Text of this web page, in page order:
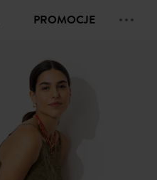
PROMOCJE